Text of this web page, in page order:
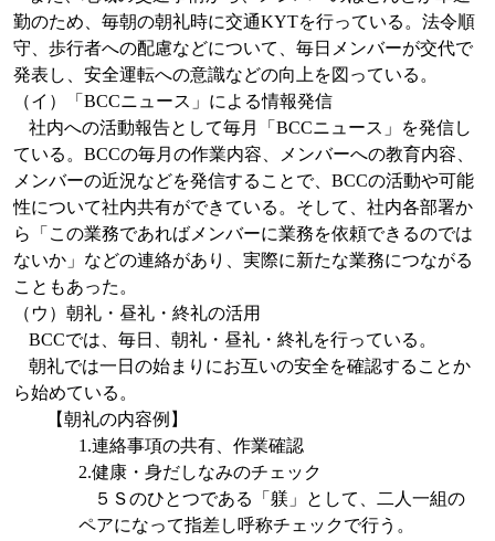
勤のため、毎朝の朝礼時に交通KYTを行っている。法令順
守、歩行者への配慮などについて、毎日メンバーが交代で
発表し、安全運転への意識などの向上を図っている。
（イ）「 BCCニュース」による情報発信
社内への活動報告として毎月「 BCCニュース」を発信し
ている。 BCCの毎月の作業内容、メンバーへの教育内容、
メンバーの近況などを発信することで、 BCCの活動や可能
性について社内共有ができている。そして、社内各部署か
ら「この業務であればメンバーに業務を依頼できるのでは
ないか」などの連絡があり、実際に新たな業務につながる
こともあった。
（ウ）朝礼・昼礼・終礼の活用
BCCでは、毎日、朝礼・昼礼・終礼を行っている。
朝礼では一日の始まりにお互いの安全を確認することか
ら始めている。
【朝礼の内容例】
1.連絡事項の共有、作業確認
2.健康・身だしなみのチェック
５Ｓのひとつである「躾」として、二人一組の
ペアになって指差し呼称チェックで行う。